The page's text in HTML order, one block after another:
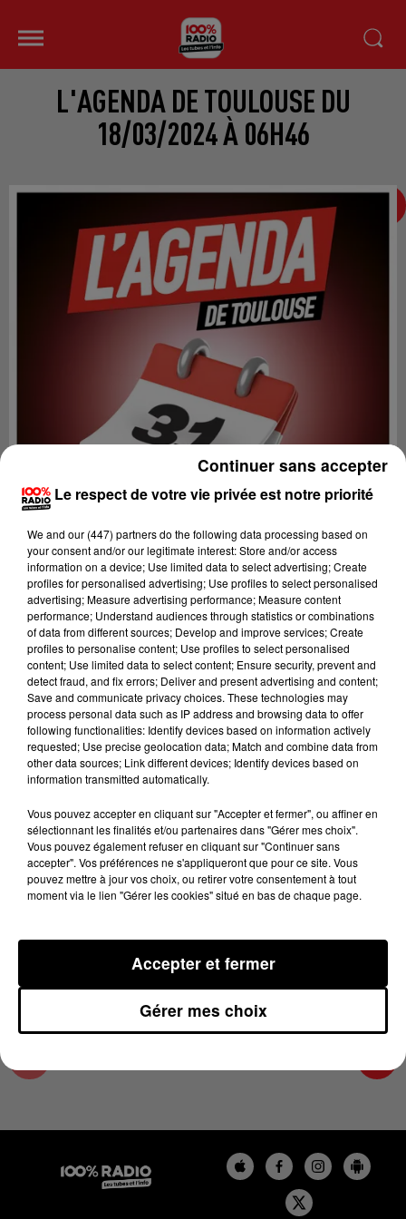
L'AGENDA DE TOULOUSE DU
18/03/2024 À 06H46
Lecture (1 min 14 sec)
100%
100% Radio l'agenda de Toulouse
18 mars 2024 - 1 min 14 sec
L'AGENDA DE TOULOUSE DU 18/03/2024 À
06H46
L'agenda de Toulouse
Le respect de votre vie privée est notre priorité
We and our (447) partnersdo the following data processing based on
your consent and/or our legitimate interest: Store and/or access
information on a device; Use limited data to select advertising; Create
profiles for personalised advertising; Use profiles to select personalised
advertising; Measure advertising performance; Measure content
performance; Understand audiences through statistics or combinations
of data from different sources; Develop and improve services; Create
profiles to personalise content; Use profiles to select personalised
content; Use limited data to select content; Ensure security, prevent and
detect fraud, and fix errors; Deliver and present advertising and content;
Save and communicate privacy choices. These technologies may
process personal data such as IP address and browsing data to offer
following functionalities: Identify devices based on information actively
requested; Use precise geolocation data; Match and combine data from
other data sources; Link different devices; Identify devices based on
information transmitted automatically.
Vous pouvez accepter en cliquant sur "Accepter et fermer", ou affiner en
sélectionnant les finalités et/ou partenaires dans "Gérer mes choix".
Vous pouvez également refuser en cliquant sur "Continuer sans
accepter". Vos préférences ne s'appliqueront que pour ce site. Vous
pouvez mettre à jour vos choix, ou retirer votre consentement à tout
moment via le lien "Gérer les cookies" situé en bas de chaque page.
Gérer mes choix
Accepter et fermer
Continuer sans accepter